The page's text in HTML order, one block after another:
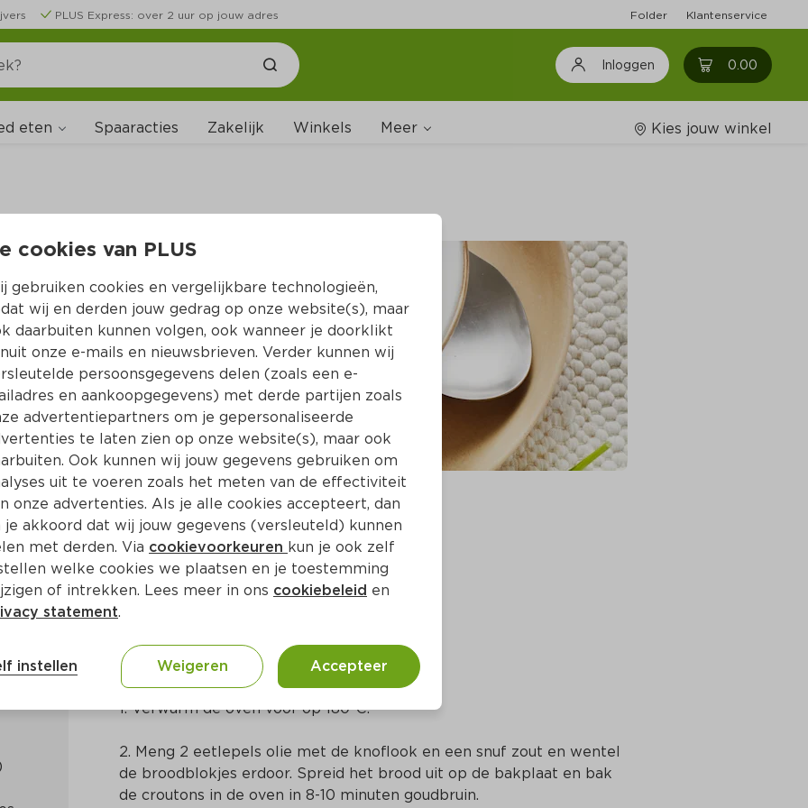
PLUS Express: over 2 uur op jouw adres Folder Klantenservice
Inloggen 0.00 0
eten Spaaracties Zakelijk Winkels Meer
Wijnshop
Boodschappenlijstjes
Kies jouw winkel
met knoflookcroutons
Aziatisch
Bereidingswijze
1. Verwarm de oven voor op 180ºC.
2. Meng 2 eetlepels olie met de knoflook en een snuf zout en wentel
de broodblokjes erdoor. Spreid het brood uit op de bakplaat en bak
de croutons in de oven in 8-10 minuten goudbruin.
cookies van PLUS
gebruiken cookies en vergelijkbare technologieën,
wij en derden jouw gedrag op onze website(s), maar
daarbuiten kunnen volgen, ook wanneer je doorklikt
onze e-mails en nieuwsbrieven. Verder kunnen wij
persoonsgegevens delen (zoals een e-
en aankoopgegevens) met derde partijen zoals
advertentiepartners om je gepersonaliseerde
te laten zien op onze website(s), maar ook
Ook kunnen wij jouw gegevens gebruiken om
uit te voeren zoals het meten van de effectiviteit
onze advertenties. Als je alle cookies accepteert, dan
je akkoord dat wij jouw gegevens (versleuteld) kunnen
met derden. Via cookievoorkeuren kun je ook zelf
welke cookies we plaatsen en je toestemming
of intrekken. Lees meer in ons cookiebeleid en
statement.
instellen Weigeren Accepteer